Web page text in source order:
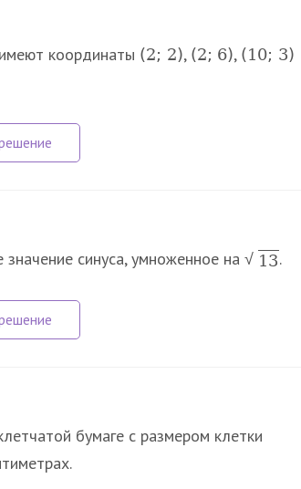
координаты (2; 2), (2; 6), (10; 3)
значение синуса, умноженное на √ 13.
бумаге с размером клетки